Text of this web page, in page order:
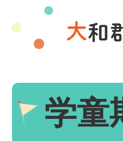
学童